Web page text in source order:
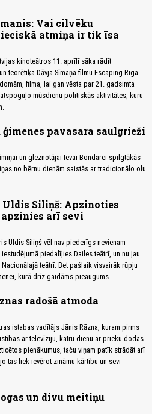
Vai cilvēku
atmiņa ir tik īsa
kinoteātros 11. aprīlī sāka rādīt
teorētiķa Dāvja Sīmaņa filmu Escaping Riga.
filma, lai gan vēsta par 21. gadsimta
mūsdienu politiskās aktivitātes, kuru
ģimenes pavasara saulgrieži
un gleznotājai Ievai Bondarei spilgtākās
no bērnu dienām saistās ar tradicionālo olu
Siliņš: Apzinoties
arī sevi
Uldis Siliņš vēl nav piederīgs nevienam
iestudējumā piedalījies Dailes teātrī, un nu jau
teātrī. Bet pašlaik visvairāk rūpju
kurā drīz gaidāms pieaugums.
radošā atmoda
istabas vadītājs Jānis Rāzna, kuram pirms
ar televīziju, katru dienu ar prieku dodas
pienākumus, taču viņam patīk strādāt arī
tas liek ievērot zināmu kārtību un sevi
un divu meitiņu